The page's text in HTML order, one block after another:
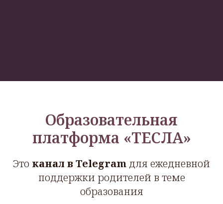
Образовательная
платформа «ТЕСЛА»
Это канал в Telegram для ежедневной
поддержки родителей в теме
образования